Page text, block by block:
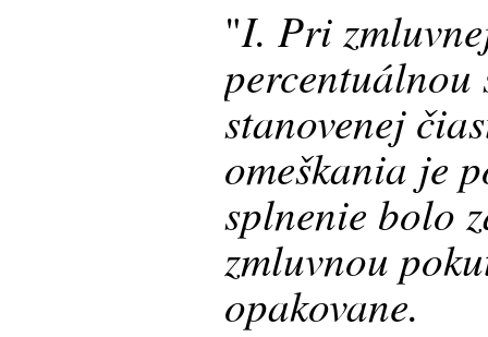
"I. Pri
percentuálnou
stanovenej
omeškania je
splnenie bolo
zmluvnou
opakovane.